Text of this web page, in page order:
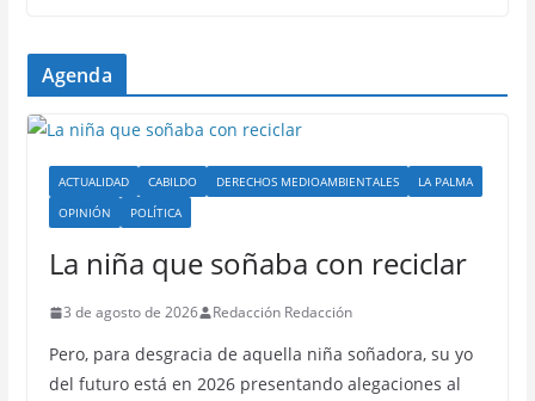
Agenda
ACTUALIDAD CABILDO DERECHOS MEDIOAMBIENTALES
LA PALMA
OPINIÓN
POLÍTICA
La niña que soñaba con reciclar
3 de agosto de 2026 Redacción Redacción
Pero, para desgracia de aquella niña soñadora, su yo
del futuro está en 2026 presentando alegaciones al